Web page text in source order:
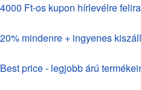
4000 Ft-os kupon hírlevélre
20% mindenre + ingyenes
Best price - legjobb árú